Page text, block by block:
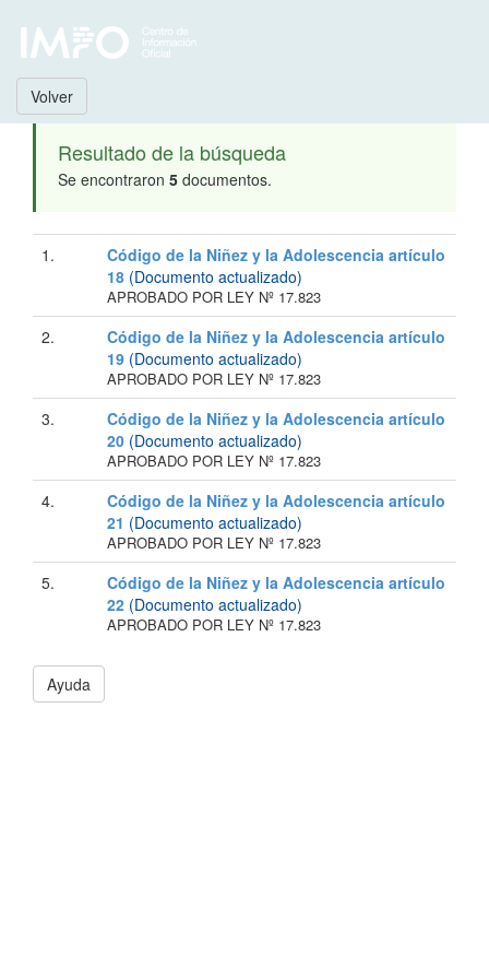
Volver
Resultado de la búsqueda
Se encontraron 5 documentos.
1.
Código de la Niñez y la Adolescencia artículo
18 (Documento actualizado)
APROBADO POR LEY Nº 17.823
2.
Código de la Niñez y la Adolescencia artículo
19 (Documento actualizado)
APROBADO POR LEY Nº 17.823
3.
Código de la Niñez y la Adolescencia artículo
20 (Documento actualizado)
APROBADO POR LEY Nº 17.823
4.
Código de la Niñez y la Adolescencia artículo
21 (Documento actualizado)
APROBADO POR LEY Nº 17.823
5.
Código de la Niñez y la Adolescencia artículo
22 (Documento actualizado)
APROBADO POR LEY Nº 17.823
Ayuda